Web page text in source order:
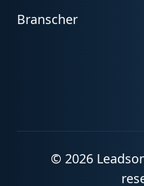
Branscher
© 2026